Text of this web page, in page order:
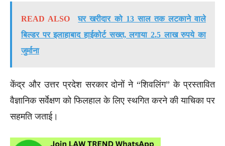
READ ALSO
घर खरीदार को 13 साल तक लटकाने वाले
बिल्डर पर इलाहाबाद हाईकोर्ट सख्त, लगाया 2.5 लाख रुपये का
जुर्माना
केंद्र और उत्तर प्रदेश सरकार दोनों ने “शिवलिंग” के प्रस्तावित
वैज्ञानिक सर्वेक्षण को फिलहाल के लिए स्थगित करने की याचिका पर
सहमति जताई।